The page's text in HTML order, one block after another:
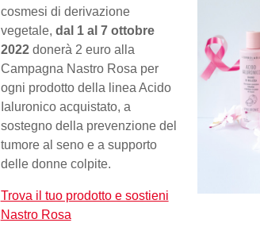
cosmesi di derivazione
vegetale, dal 1 al 7 ottobre
2022donerà 2 euro alla
Campagna Nastro Rosa per
ogni prodotto della linea Acido
Ialuronico acquistato, a
sostegno della prevenzione del
tumore al seno e a supporto
delle donne colpite.
Trova il tuo prodotto e sostieni
Nastro Rosa